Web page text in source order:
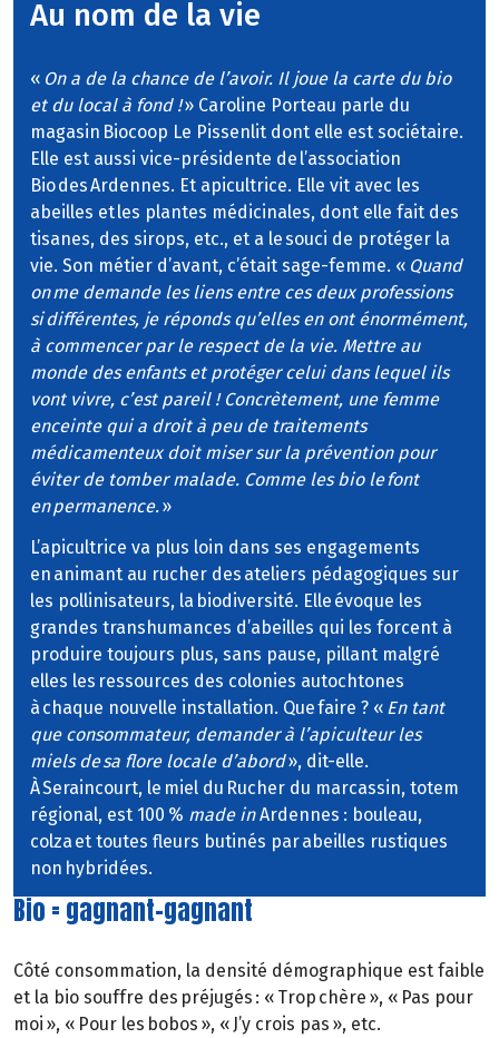
Au nom de la vie
« On a de la chance de l’avoir. Il joue la carte du bio
et du local à fond !» Caroline Porteau parle du
magasin Biocoop Le Pissenlit dont elle est sociétaire.
Elle est aussi vice-présidente de l’association
Bio des Ardennes. Et apicultrice. Elle vit avec les
abeilles et les plantes médicinales, dont elle fait des
tisanes, des sirops, etc., et a le souci de protéger la
vie. Son métier d’avant, c’était sage-femme. « Quand
on me demande les liens entre ces deux professions
si différentes, je réponds qu’elles en ont énormément,
à commencer par le respect de la vie. Mettre au
monde des enfants et protéger celui dans lequel ils
vont vivre, c’est pareil ! Concrètement, une femme
enceinte qui a droit à peu de traitements
médicamenteux doit miser sur la prévention pour
éviter de tomber malade. Comme les bio le font
en permanence.»
L’apicultrice va plus loin dans ses engagements
en animant au rucher des ateliers pédagogiques sur
les pollinisateurs, la biodiversité. Elle évoque les
grandes transhumances d’abeilles qui les forcent à
produire toujours plus, sans pause, pillant malgré
elles les ressources des colonies autochtones
à chaque nouvelle installation. Que faire ? « En tant
que consommateur, demander à l’apiculteur les
miels de sa flore locale d’abord», dit-elle.
À Seraincourt, le miel du Rucher du marcassin, totem
régional, est 100 % made inArdennes : bouleau,
colza et toutes fleurs butinés par abeilles rustiques
non hybridées.
Bio = gagnant-gagnant
Côté consommation, la densité démographique est faible
et la bio souffre des préjugés : « Trop chère », « Pas pour
moi », « Pour les bobos », « J’y crois pas », etc.